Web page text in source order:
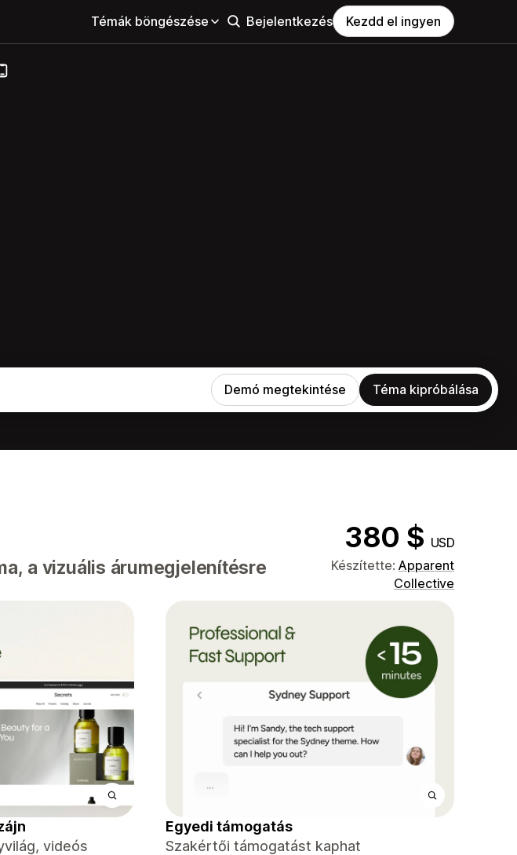
Témák böngészése Bejelentkezés Kezdd el ingyen
Demó megtekintése Téma kipróbálása
380 $ USD
a vizuális árumegjelenítésre
Készítette: Apparent
Collective
videós
Egyedi támogatás
Szakértői támogatást kaphat